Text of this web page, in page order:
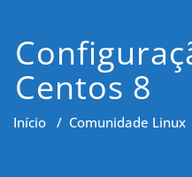
Centos 8
Início / Comunidade Linux